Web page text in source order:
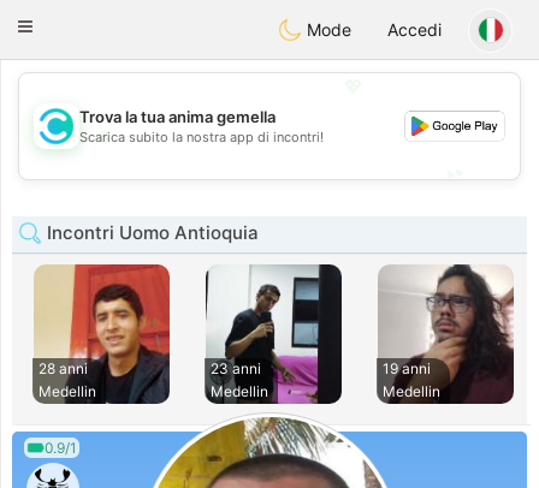
olombiaCitas
Toggle
Mode Accedi
💖
💕
Trova la tua anima gemella
Scarica subito la nostra app di incontri!
Incontri Uomo Antioquia
28 anni
Medellin
23 anni
Medellin
19 anni
Medellin
0.9/1